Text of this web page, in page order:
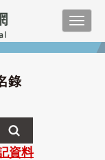
錄
資料